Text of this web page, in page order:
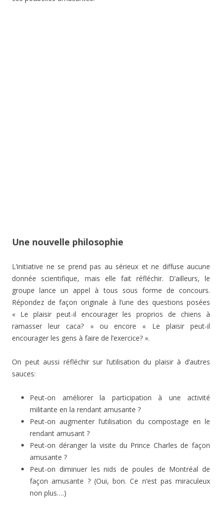
Une nouvelle philosophie
L’initiative ne se prend pas au sérieux et ne diffuse aucune
donnée scientifique, mais elle fait réfléchir. D’ailleurs, le
groupe lance un appel à tous sous forme de concours.
Répondez de façon originale à l’une des questions posées
« Le plaisir peut-il encourager les proprios de chiens à
ramasser leur caca? » ou encore « Le plaisir peut-il
encourager les gens à faire de l’exercice? ».
On peut aussi réfléchir sur l’utilisation du plaisir à d’autres
sauces:
Peut-on améliorer la participation à une activité
militante en la rendant amusante ?
Peut-on augmenter l’utilisation du compostage en le
rendant amusant ?
Peut-on déranger la visite du Prince Charles de façon
amusante ?
Peut-on diminuer les nids de poules de Montréal de
façon amusante ? (Oui, bon. Ce n’est pas miraculeux
non plus….)